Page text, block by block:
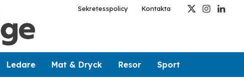
Sekretesspolicy Kontakta
X
Instagram
Ledare Mat & Dryck Resor Sport